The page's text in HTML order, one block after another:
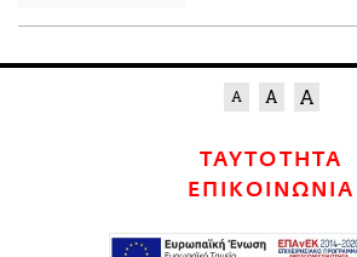
ΤΑΥΤΟΤΗΤΑ
ΕΠΙΚΟΙΝΩΝΙΑ